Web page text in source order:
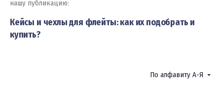
нашу публикацию:
Кейсы и чехлы для флейты: как их подобрать и
купить?
По алфавиту А-Я